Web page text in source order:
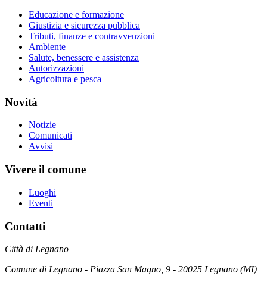
Educazione e formazione
Giustizia e sicurezza pubblica
Tributi, finanze e contravvenzioni
Ambiente
Salute, benessere e assistenza
Autorizzazioni
Agricoltura e pesca
Novità
Notizie
Comunicati
Avvisi
Vivere il comune
Luoghi
Eventi
Contatti
Città di Legnano
Comune di Legnano - Piazza San Magno, 9 - 20025 Legnano (MI)